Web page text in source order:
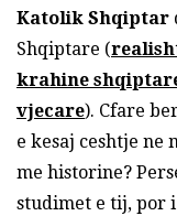
Katolik Shqiptar
Shqiptare (
krahine
vjecare). Cfare
e kesaj ceshtje ne
me historine?
studimet e tij, por